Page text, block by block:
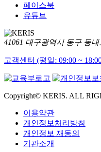
페이스북
유튜브
41061 대구광역시 동구 동
고객센터 (평일: 09:00 ~
Copyright© KERIS. ALL
이용약관
개인정보처리방침
개인정보 재동의
기관소개